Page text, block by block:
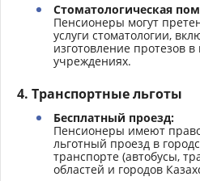
Стоматологическая
Пенсионеры могут
услуги стоматологии,
изготовление протезов
учреждениях.
4. Транспортные льготы
Бесплатный проезд:
Пенсионеры имеют
льготный проезд в
транспорте (автобусы,
областей и городов